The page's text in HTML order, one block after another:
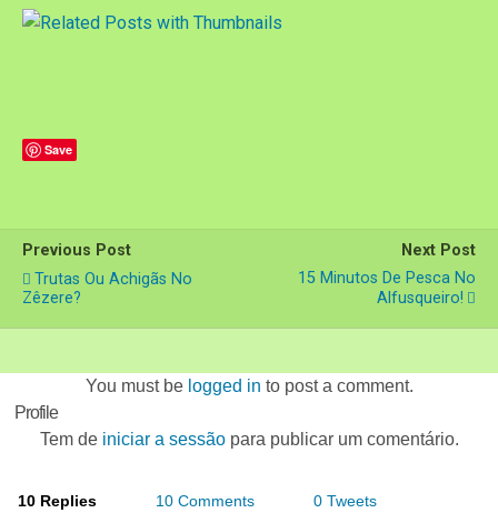
Save
Previous Post
Trutas Ou Achigãs No
Zêzere?
Next Post
15 Minutos De Pesca No
Alfusqueiro!
You must be logged in to post a comment.
Profile
Tem de iniciar a sessãopara publicar um comentário.
10 Replies 10 Comments
0 Tweets